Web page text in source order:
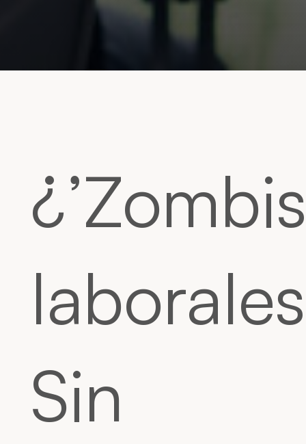
¿’Zombis
Sin